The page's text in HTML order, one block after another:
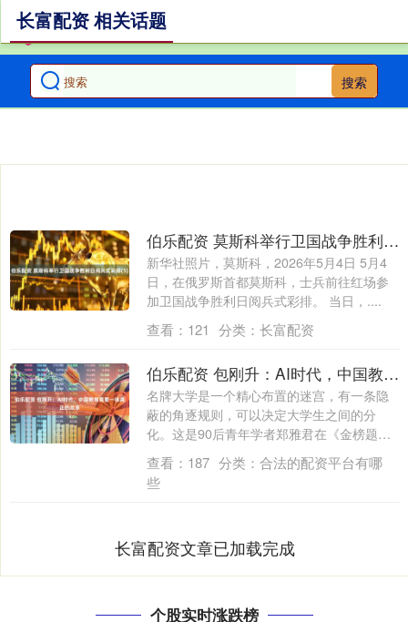
搜索
长富配资 相关话题
伯乐配资 莫斯科举行卫国战争胜利日阅兵式彩排(5)
新华社照片，莫斯科，2026年5月4日 5月4
日，在俄罗斯首都莫斯科，士兵前往红场参
加卫国战争胜利日阅兵式彩排。 当日，....
查看： 121 分类： 长富配资
伯乐配资 包刚升：AI时代，中国教育需要一场真正的改革
名牌大学是一个精心布置的迷宫，有一条隐
蔽的角逐规则，可以决定大学生之间的分
化。这是90后青年学者郑雅君在《金榜题名
之后：....
查看： 187 分类： 合法的配资平台有哪
些
长富配资文章已加载完成
个股实时涨跌榜